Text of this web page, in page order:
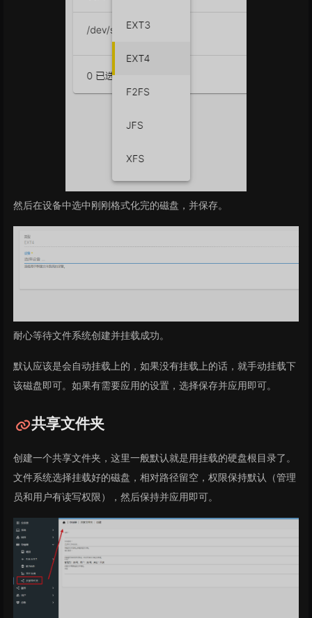
然后在设备中选中刚刚格式化完的磁盘，并保存。
耐心等待文件系统创建并挂载成功。
默认应该是会自动挂载上的，如果没有挂载上的话，就手动挂载下
该磁盘即可。如果有需要应用的设置，选择保存并应用即可。
共享文件夹
创建一个共享文件夹，这里一般默认就是用挂载的硬盘根目录了。
文件系统选择挂载好的磁盘，相对路径留空，权限保持默认（管理
员和用户有读写权限），然后保持并应用即可。